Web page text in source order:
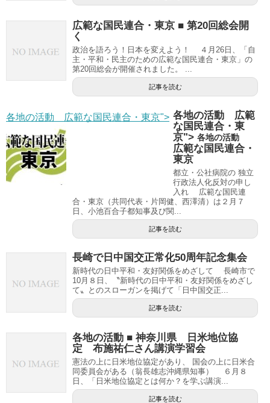
広範な国民連合・東京 ■ 第20回総会開
く
政治を語ろう！日本を変えよう！ ４月26日、「自
主・平和・民主のための広範な国民連合・東京」の
第20回総会が開催されました。 ...
記事を読む
各地の活動 広範な国民連合・東京"> 各地の活動 広範
な国民連合・東
京"> 各地の活動
広範な国民連合・
東京
都立・公社病院の 独立
行政法人化反対の申し
入れ 広範な国民連
合・東京（共同代表・片岡健、西澤清）は２月７
日、小池百合子都知事及び関...
記事を読む
長崎で日中国交正常化50周年記念集会
新時代の日中平和・友好関係をめざして 長崎市で
10月８日、〝新時代の日中平和・友好関係をめざし
て〟とのスローガンを掲げて「日中国交正...
記事を読む
各地の活動 ■ 神奈川県 日米地位協
定 布施祐仁さん講演学習会
憲法の上に日米地位協定があり、 国会の上に日米合
同委員会がある（翁長雄志沖縄県知事） ６月８
日、「日米地位協定とは何か？を学ぶ講演...
記事を読む